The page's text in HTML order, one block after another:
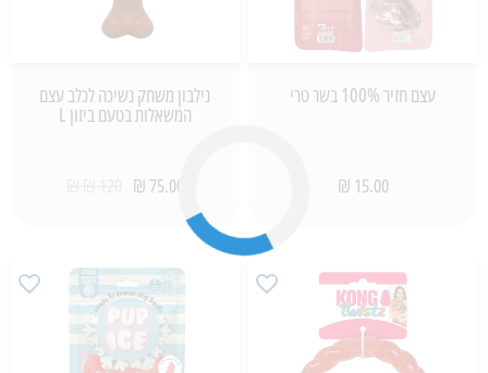
עצם חזיר 100% בשר טרי
15.00 ₪
נילבון משחק נשיכה לכלב עצם
המשאלות בטעם ביזון L
75.00 ₪